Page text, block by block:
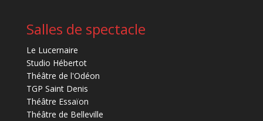
Salles de spectacle
Le Lucernaire
Studio Hébertot
Théâtre de l'Odéon
TGP Saint Denis
Théâtre Essaïon
Théâtre de Belleville